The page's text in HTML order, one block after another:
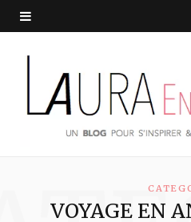
VOYAGE EN